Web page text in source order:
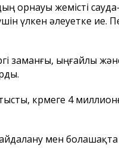
орнауы жемісті сауда-
үлкен әлеуетке ие.
заманғы, ыңғайлы
көрмеге 4
мен болашақта